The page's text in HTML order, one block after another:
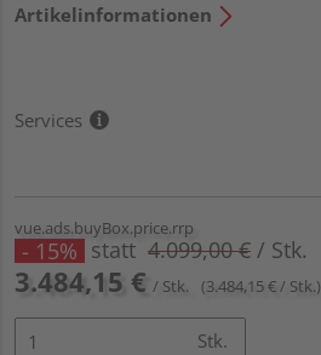
Artikelinformationen
Services
vue.ads.buyBox.price.rrp
- 15% statt 4.099,00 € / Stk.
3.484,15 € / Stk. (3.484,15 € / Stk.)
Stk.